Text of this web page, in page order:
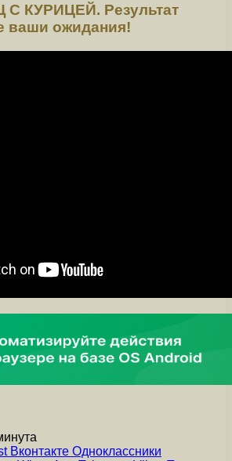
КУРИЦЕЙ. Результат
ваши ожидания!
Вконтакте Одноклассники